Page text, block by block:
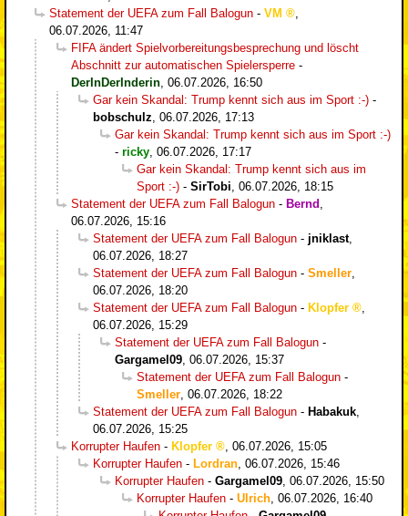
Statement der UEFA zum Fall Balogun - VM
06.07.2026, 11:47
FIFA ändert Spielvorbereitungsbesprechung und löscht
Abschnitt zur automatischen Spielersperre -
DerInDerInderin 06.07.2026, 16:50
Gar kein Skandal: Trump kennt sich aus im Sport :-) -
bobschulz 06.07.2026, 17:13
Gar kein Skandal: Trump kennt sich aus im Sport :-)
- ricky 06.07.2026, 17:17
Gar kein Skandal: Trump kennt sich aus im
Sport :-) - SirTobi 06.07.2026, 18:15
Statement der UEFA zum Fall Balogun - Bernd
06.07.2026, 15:16
Statement der UEFA zum Fall Balogun - jniklast,
06.07.2026, 18:27
Statement der UEFA zum Fall Balogun - Smeller
06.07.2026, 18:20
Statement der UEFA zum Fall Balogun - Klopfer
06.07.2026, 15:29
Statement der UEFA zum Fall Balogun -
Gargamel09 06.07.2026, 15:37
Statement der UEFA zum Fall Balogun -
Smeller 06.07.2026, 18:22
Statement der UEFA zum Fall Balogun - Habakuk
06.07.2026, 15:25
Korrupter Haufen - Klopfer
06.07.2026, 15:05
Korrupter Haufen - Lordran 06.07.2026, 15:46
Korrupter Haufen - Gargamel09 06.07.2026, 15:50
Korrupter Haufen - Ulrich 06.07.2026, 16:40